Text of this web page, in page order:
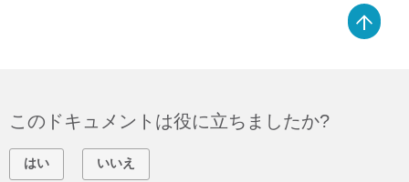
このドキュメントは役に立ちましたか?
はい いいえ